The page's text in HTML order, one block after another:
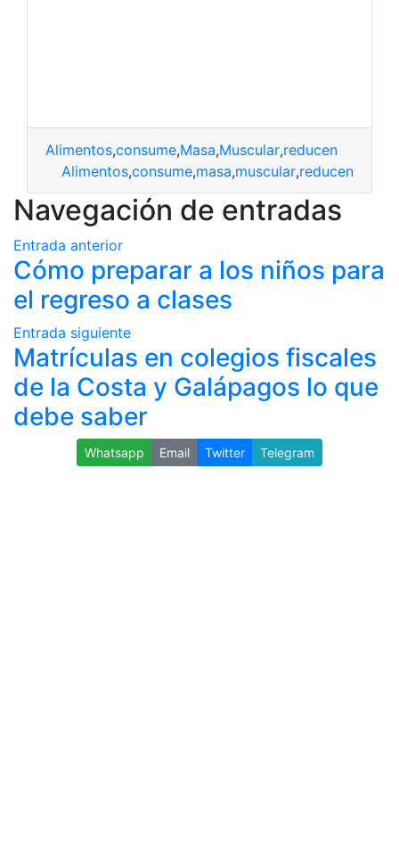
Alimentos,consume,Masa,Muscular,reducen
Alimentos,consume,masa,muscular,reducen
Navegación de entradas
Entrada anterior
Cómo preparar a los niños para
el regreso a clases
Entrada siguiente
Matrículas en colegios fiscales
de la Costa y Galápagos lo que
debe saber
Whatsapp Email Twitter Telegram